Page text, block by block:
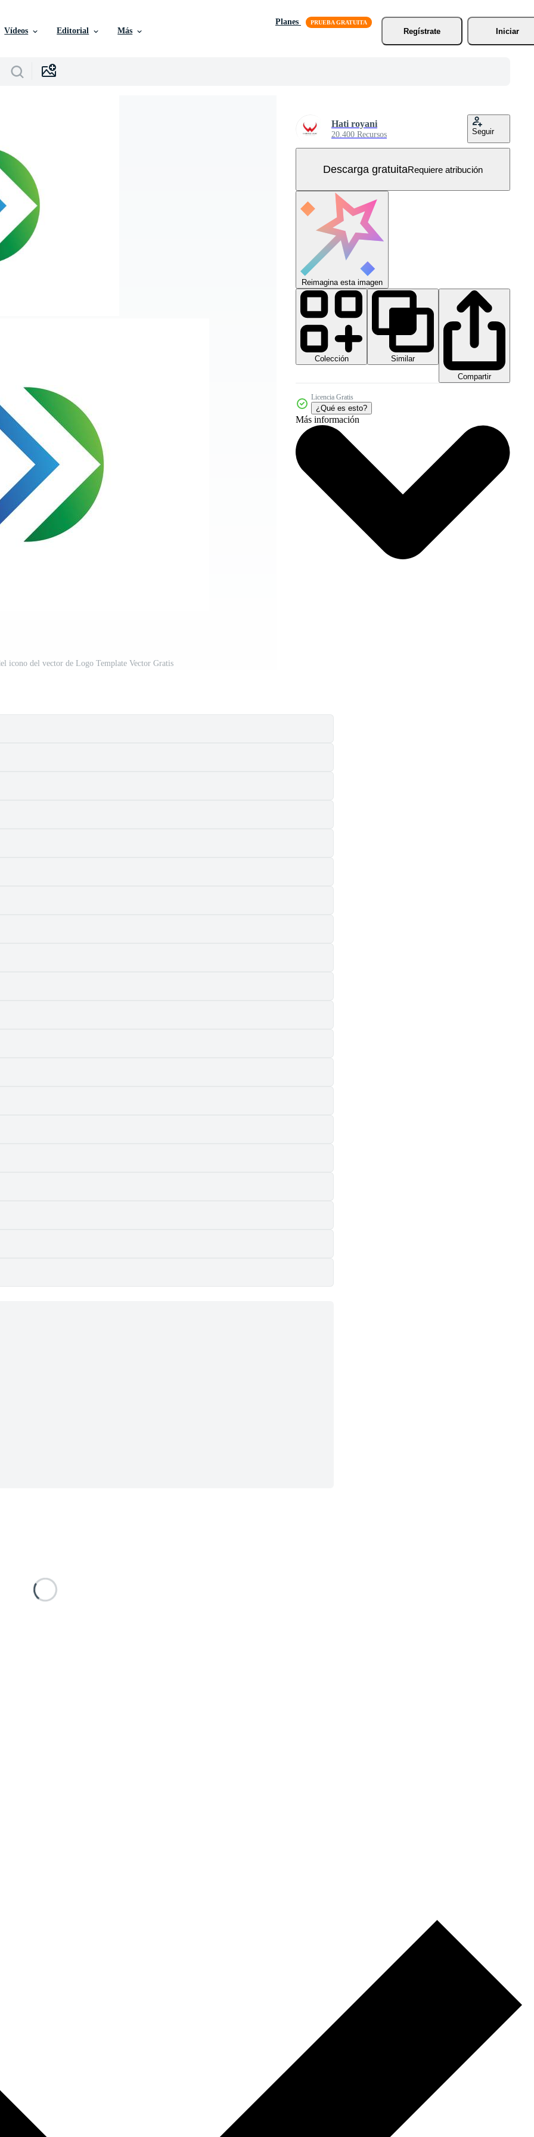
Vídeos Editorial Más
Planes
Regístrate
Iniciar
icono del vector de Logo Template Vector Gratis
Hati royani
20.400 Recursos Seguir
Descarga gratuitaRequiere atribución
Reimagina esta imagen
Colección
Similar
Compartir
Licencia Gratis
¿Qué es esto?
Más información